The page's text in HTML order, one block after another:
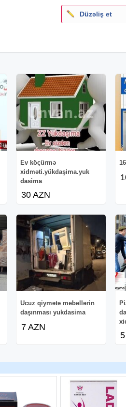
Düzəliş et
Ev köçürmə
xidməti.yükdaşima.yuk
dasima
30 AZN
Ucuz qiymətə mebellərin
daşınması yukdasima
7 AZN